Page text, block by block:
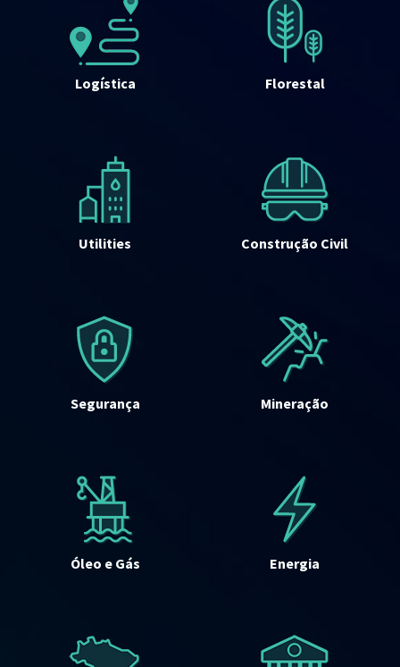
Logística Florestal
Utilities Construção Civil
Segurança Mineração
Óleo e Gás Energia